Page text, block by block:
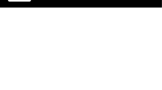
quand s'arrêtent vos talk-